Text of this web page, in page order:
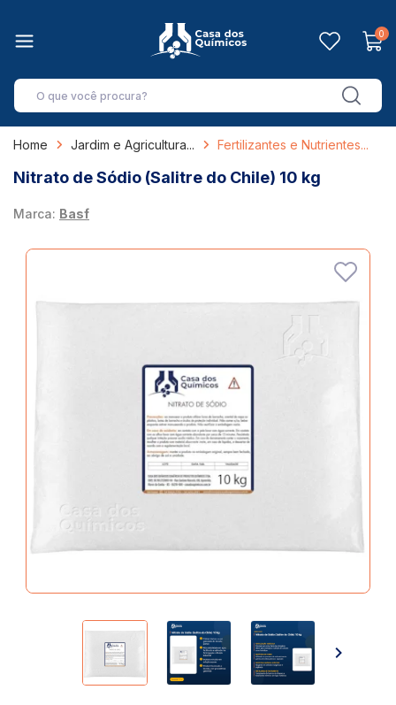
0
Home Jardim e Agricultura Fertilizantes e Nutrientes
Nitrato de Sódio (Salitre do Chile) 10 kg
Marca: Basf